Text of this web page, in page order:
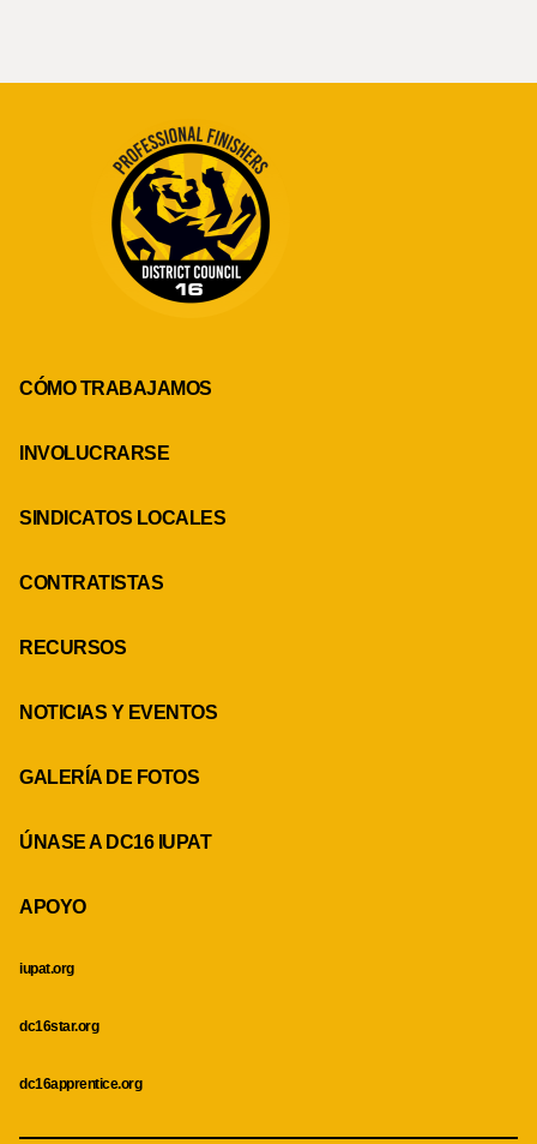
CÓMO TRABAJAMOS
INVOLUCRARSE
SINDICATOS LOCALES
CONTRATISTAS
RECURSOS
NOTICIAS Y EVENTOS
GALERÍA DE FOTOS
ÚNASE A DC16 IUPAT
APOYO
iupat.org
dc16star.org
dc16apprentice.org